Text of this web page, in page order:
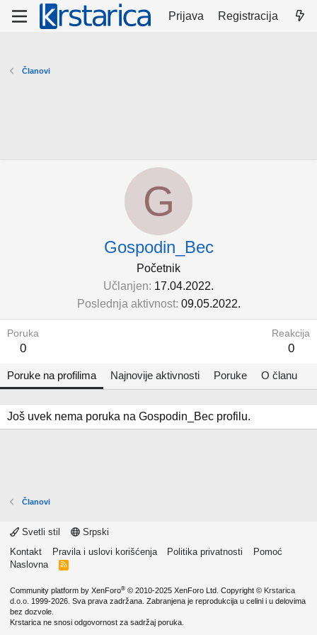
Prijava Registracija
Članovi
G
Gospodin_Bec
Početnik
Učlanjen 17.04.2022.
Poslednja aktivnost 09.05.2022.
Poruka
0
Reakcija
0
Poruke na profilima Najnovije aktivnosti Poruke O članu
Još uvek nema poruka na Gospodin_Bec profilu.
Članovi
Svetli stil
Srpski
Kontakt
Pravila i uslovi korišćenja Politika privatnosti
Pomoć
Naslovna
R
Community platform by XenForo® © 2010-2025 XenForo Ltd. Copyright © Krstarica
d.o.o. 1999-2026. Sva prava zadržana. Zabranjena je reprodukcija u celini i u delovima
bez dozvole.
Krstarica ne snosi odgovornost za sadržaj poruka.